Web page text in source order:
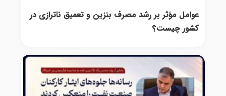
عوامل مؤثر بر رشد مصرف بنزین و تعمیق ناترازی در
کشور چیست؟